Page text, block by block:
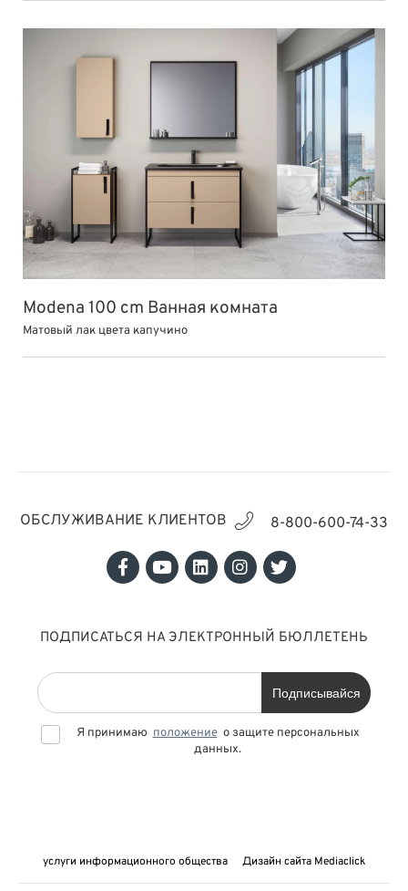
Modena 100 cm Ванная комната
Матовый лак цвета капучино
ОБСЛУЖИВАНИЕ КЛИЕНТОВ 8-800-600-74-33
ПОДПИСАТЬСЯ НА ЭЛЕКТРОННЫЙ БЮЛЛЕТЕНЬ
Подписывайся
Я принимаюположениео защите персональных
данных.
услуги информационного общества Дизайн сайта Mediaclick